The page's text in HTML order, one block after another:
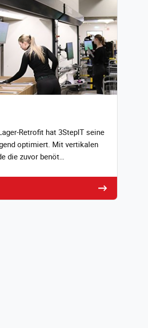
hat 3StepIT seine
optimiert. Mit vertikalen
die zuvor benöt…